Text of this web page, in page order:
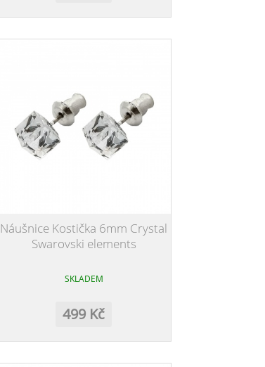
Náušnice Kostička 6mm Crystal
Swarovski elements
SKLADEM
499 Kč